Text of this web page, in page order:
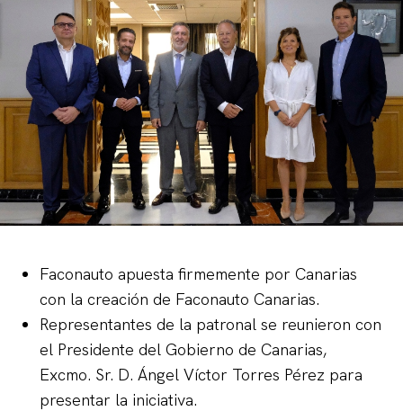
Faconauto apuesta firmemente por Canarias
con la creación de Faconauto Canarias.
Representantes de la patronal se reunieron con
el Presidente del Gobierno de Canarias,
Excmo. Sr. D. Ángel Víctor Torres Pérez para
presentar la iniciativa.